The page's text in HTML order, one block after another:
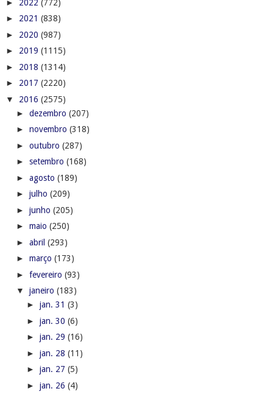
► 2022 (772)
► 2021 (838)
► 2020 (987)
► 2019 (1115)
► 2018 (1314)
► 2017 (2220)
▼ 2016 (2575)
► dezembro (207)
► novembro (318)
► outubro (287)
► setembro (168)
► agosto (189)
► julho (209)
► junho (205)
► maio (250)
► abril (293)
► março (173)
► fevereiro (93)
▼ janeiro (183)
► jan. 31 (3)
► jan. 30 (6)
► jan. 29 (16)
► jan. 28 (11)
► jan. 27 (5)
► jan. 26 (4)